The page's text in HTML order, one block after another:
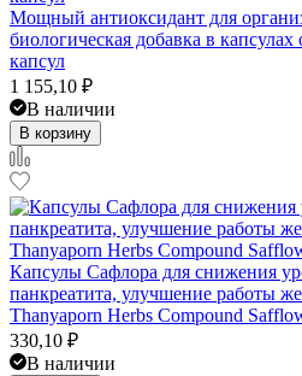
Мощный антиоксидант для
биологическая добавка в
капсул
1 155,10 ₽
В наличии
В корзину
Капсулы Сафлора для снижения
панкреатита, улучшение работы
Thanyaporn Herbs Compound
330,10 ₽
В наличии